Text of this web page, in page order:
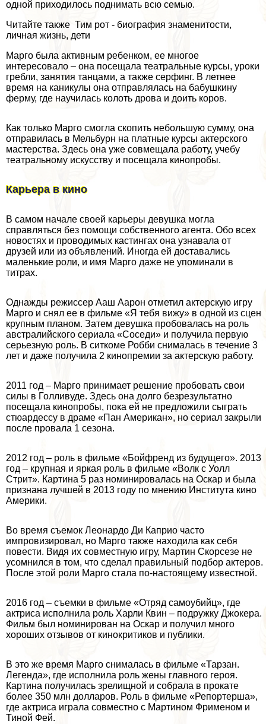
одной приходилось поднимать всю семью.
Читайте также Тим рот - биография знаменитости,
личная жизнь, дети
Марго была активным ребенком, ее многое
интересовало – она посещала театральные курсы, уроки
грeбли, занятия танцами, а также серфинг. В летнее
время на каникулы она отправлялась на бабушкину
ферму, где научилась колоть дрова и доить коров.
Как только Марго смогла скопить небольшую сумму, она
отправилась в Мельбурн на платные курсы актерского
мастерства. Здесь она уже совмещала работу, учебу
театральному искусству и посещала кинопробы.
Карьера в кино
В самом начале своей карьеры дeвyшка могла
справляться без помощи собственного агента. Обо всех
новостях и проводимых кастингах она узнавала от
друзей или из объявлений. Иногда ей доставались
маленькие роли, и имя Марго даже не упоминали в
титрах.
Однажды режиссер Ааш Аарон отметил актерскую игру
Марго и снял ее в фильме «Я тебя вижу» в одной из сцен
крупным планом. Затем дeвyшка пробовалась на роль
австралийского сериала «Соседи» и получила первую
серьезную роль. В ситкоме Робби снималась в течение 3
лет и даже получила 2 кинопремии за актерскую работу.
2011 год – Марго принимает решение пробовать свои
силы в Голливуде. Здесь она долго безрезультатно
посещала кинопробы, пока ей не предложили сыграть
стюардессу в драме «Пан Американ», но сериал закрыли
после провала 1 сезона.
2012 год – роль в фильме «Бойфренд из будущего». 2013
год – крупная и яркая роль в фильме «Волк с Уолл
Стрит». Картина 5 раз номинировалась на Оскар и была
признана лучшей в 2013 году по мнению Института кино
Америки.
Во время съемок Леонардо Ди Каприо часто
импровизировал, но Марго также находила как себя
повести. Видя их совместную игру, Мартин Скорсезе не
усомнился в том, что сделал правильный подбор актеров.
После этой роли Марго стала по-настоящему известной.
2016 год – съемки в фильме «Отряд самоубийц», где
актриса исполнила роль Харли Квин – подружку Джокера.
Фильм был номинирован на Оскар и получил много
хороших отзывов от кинокритиков и публики.
В это же время Марго снималась в фильме «Тарзан.
Легенда», где исполнила роль жены главного героя.
Картина получилась зрелищной и собрала в прокате
более 350 млн долларов. Роль в фильме «Репортерша»,
где актриса играла совместно с Мартином Фрименом и
Тиной Фей.